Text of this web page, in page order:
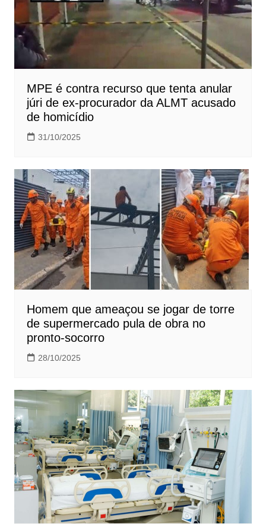
MPE é contra recurso que tenta anular
júri de ex-procurador da ALMT acusado
de homicídio
31/10/2025
Homem que ameaçou se jogar de torre
de supermercado pula de obra no
pronto-socorro
28/10/2025